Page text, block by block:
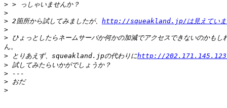
>
>
> 2箇所から試してみましたが、 http://squeakland.jp/は見えていま
>
>
ん。
> とりあえず、squeakland.jpの代わりにhttp://202.171.145.123/
>
>
>
>